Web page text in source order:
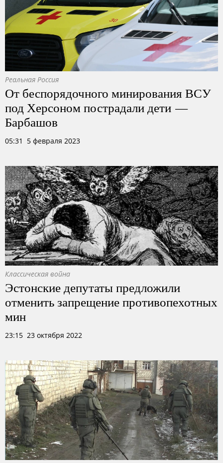
Реальная Россия
От беспорядочного минирования ВСУ
под Херсоном пострадали дети —
Барбашов
05:31 5 февраля 2023
Классическая война
Эстонские депутаты предложили
отменить запрещение противопехотных
мин
23:15 23 октября 2022